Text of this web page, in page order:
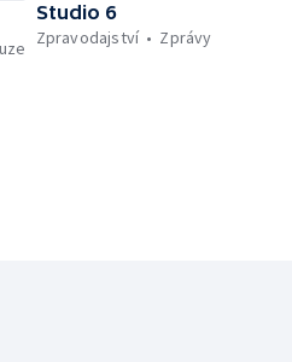
Studio 6
Zpravodajství
Zprávy